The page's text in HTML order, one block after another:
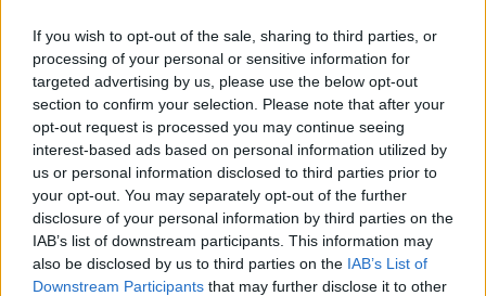
If you wish to opt-out of the sale, sharing to third parties, or
processing of your personal or sensitive information for
targeted advertising by us, please use the below opt-out
section to confirm your selection. Please note that after your
opt-out request is processed you may continue seeing
interest-based ads based on personal information utilized by
us or personal information disclosed to third parties prior to
your opt-out. You may separately opt-out of the further
disclosure of your personal information by third parties on the
IAB’s list of downstream participants. This information may
also be disclosed by us to third parties on the IAB’s List of
Downstream Participants that may further disclose it to other
grano nel campo vicino, ce la fece a ritornare salvo nel rifugio”.
Intanto il fronte si avvicinava sempre di più.
“La nostra casa colonica – dice Marino – era posizionata nella
parte più alta e pianeggiante del podere, proprio di fronte all’argine
col rifugio. Intorno all'aia c’era uno spazio di 50 mq circa, uno
spazio utile per piazzare la trebbia del grano, il pagliaio, il fieno, il
gozzo che raccoglieva l'acqua piovana per gli animali domestici.
Su questo spazio e nei campi limitrofi, col passaggio del fronte,
nella notte tra il 1 e il 2 luglio 1944, si scatenò una tragica battaglia
tra un carro armato tedesco e diversi carri armati polacchi arrivati
da San Biagio.